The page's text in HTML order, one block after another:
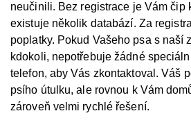
neučinili. Bez registrace je Vám čip
existuje několik databází. Za
poplatky. Pokud Vašeho psa s naší
kdokoli, nepotřebuje žádné
telefon, aby Vás zkontaktoval. Váš
psího útulku, ale rovnou k Vám
zároveň velmi rychlé řešení.